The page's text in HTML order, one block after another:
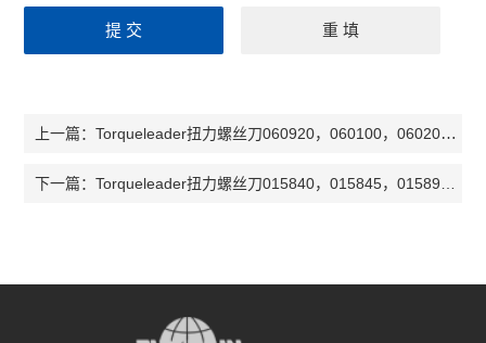
上一篇：Torqueleader扭力螺丝刀060920，060100，060200，060140，060240，060120，060220
下一篇：Torqueleader扭力螺丝刀015840，015845，015890，015895，015810，015815，015860